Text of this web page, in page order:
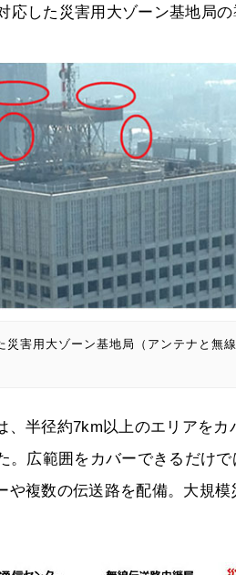
応した災害用大ゾーン基地局の
災害用大ゾーン基地局（アンテナと無
、半径約7km以上のエリアを
。広範囲をカバーできるだけ
や複数の伝送路を配備。大規